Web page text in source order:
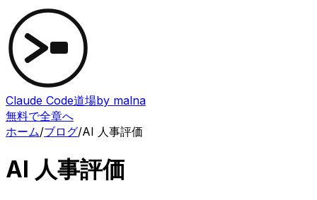
Claude Code道場by malna
無料で全章へ
ホーム/ブログ/AI 人事評価
AI 人事評価